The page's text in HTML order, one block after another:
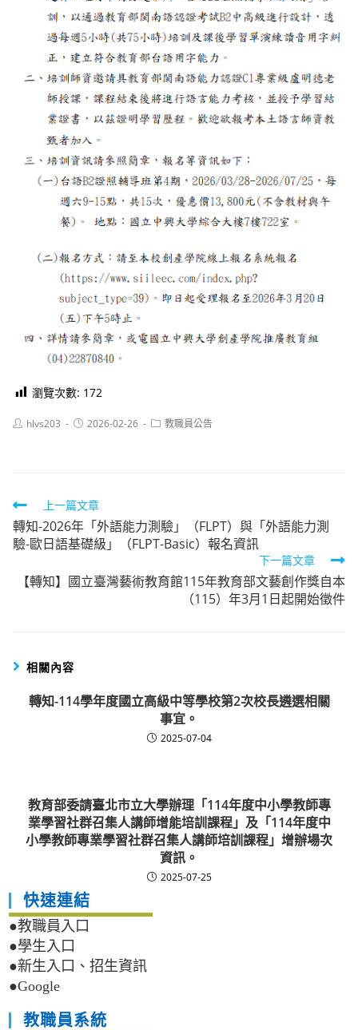
瀏覽次數: 172
Posthlvs203
Post2026-02-26
Post教職員公告
Read
more
articles
上一篇文章
轉知-2026年「外語能力測驗」（FLPT）與「外語能力測
驗-歐日語基礎級」（FLPT-Basic）報名資訊
下一篇文章
【轉知】國立臺灣藝術教育館115年教育部文藝創作獎自本
（115）年3月1日起開始徵件
相關內容
轉知-114學年度國立高級中等學校第2次校長遴選相關
事宜。
2025-07-04
教育部委請臺北市立大學辦理「114年度中小學教師專
業學習社群召集人講師增能培訓課程」及「114年度中
小學教師專業學習社群召集人講師培訓課程」增辦場次
資訊。
2025-07-25
快速連結
●教職員入口
●學生入口
●新生入口、招生資訊
●Google
教職員系統